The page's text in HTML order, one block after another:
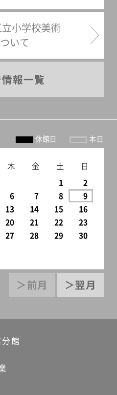
小学校美術
いて
報一覧
休館日 本日
木 金 土 日
1
2
6 7 8
9
13 14 15
16
20 21 22
23
27 28 29
30
＞前月 ＞翌月
館